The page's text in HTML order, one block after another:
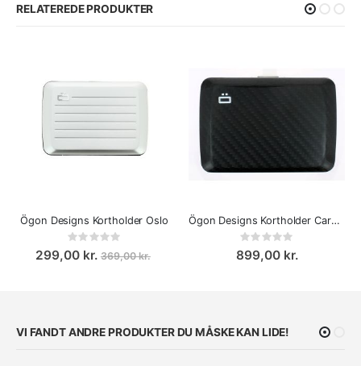
RELATEREDE PRODUKTER
Ögon Designs Kortholder Oslo
Rating:
299,00 kr. 369,00 kr.
Ögon Designs Kortholder Carbon - Ægte kulfiber
Rating:
899,00 kr.
VI FANDT ANDRE PRODUKTER DU MÅSKE KAN LIDE!